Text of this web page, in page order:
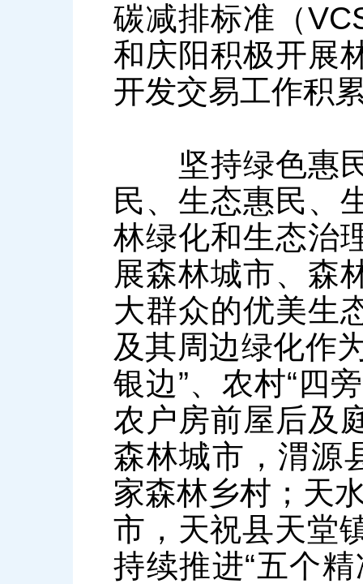
碳减排标准（
和庆阳积极开展
开发交易工作积
坚持绿色惠民
民、生态惠民、
林绿化和生态治
展森林城市、森
大群众的优美生
及其周边绿化作
银边”、农村“四
农户房前屋后及
森林城市，渭源
家森林乡村；天
市，天祝县天堂
持续推进“五个